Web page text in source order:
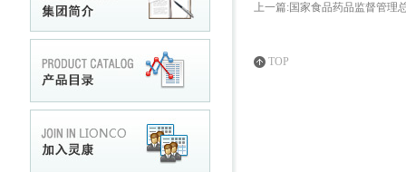
上一篇:国家食品药品监督管理
TOP